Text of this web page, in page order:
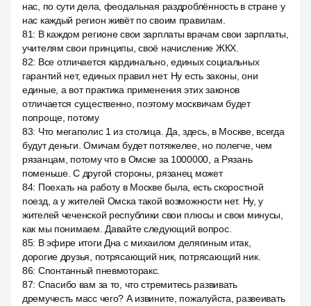
нас, по сути дела, феодальная раздроблённость в стране у
нас каждый регион живёт по своим правилам.
81: В каждом регионе свои зарплаты врачам свои зарплаты,
учителям свои принципы, своё начисление ЖКХ.
82: Все отличается кардинально, единых социальных
гарантий нет, единых правил нет. Ну есть законы, они
единые, а вот практика применения этих законов
отличается существенно, поэтому москвичам будет
попроще, потому
83: Что мегаполис 1 из столица. Да, здесь, в Москве, всегда
будут деньги. Омичам будет потяжелее, но полегче, чем
рязанцам, потому что в Омске за 1000000, а Рязань
поменьше. С другой стороны, рязанец может
84: Поехать на работу в Москве была, есть скоростной
поезд, а у жителей Омска такой возможности нет. Ну, у
жителей чеченской республики свои плюсы и свои минусы,
как мы понимаем. Давайте следующий вопрос.
85: В эфире итоги Дна с михаилом делягиным итак,
дорогие друзья, потрясающий ник, потрясающий ник.
86: Спонтанный пневмоторакс.
87: Спасибо вам за то, что стремитесь развивать
дремучесть масс чего? А извините, пожалуйста, развеивать